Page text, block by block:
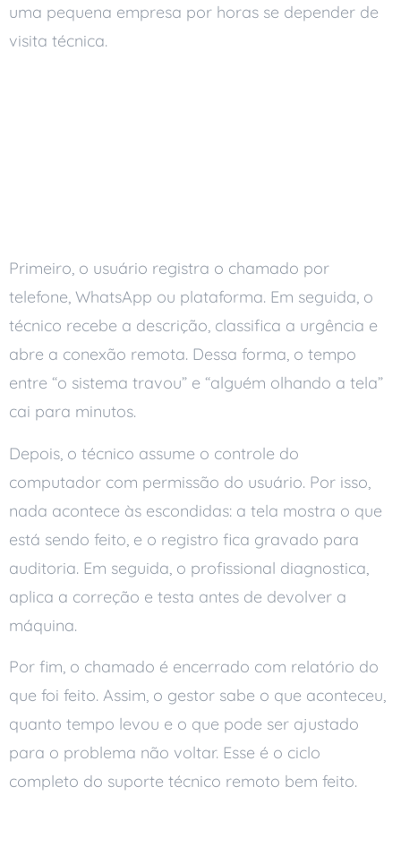
uma pequena empresa por horas se depender de
visita técnica.
Primeiro, o usuário registra o chamado por
telefone, WhatsApp ou plataforma. Em seguida, o
técnico recebe a descrição, classifica a urgência e
abre a conexão remota. Dessa forma, o tempo
entre “o sistema travou” e “alguém olhando a tela”
cai para minutos.
Depois, o técnico assume o controle do
computador com permissão do usuário. Por isso,
nada acontece às escondidas: a tela mostra o que
está sendo feito, e o registro fica gravado para
auditoria. Em seguida, o profissional diagnostica,
aplica a correção e testa antes de devolver a
máquina.
Por fim, o chamado é encerrado com relatório do
que foi feito. Assim, o gestor sabe o que aconteceu,
quanto tempo levou e o que pode ser ajustado
para o problema não voltar. Esse é o ciclo
completo do suporte técnico remoto bem feito.